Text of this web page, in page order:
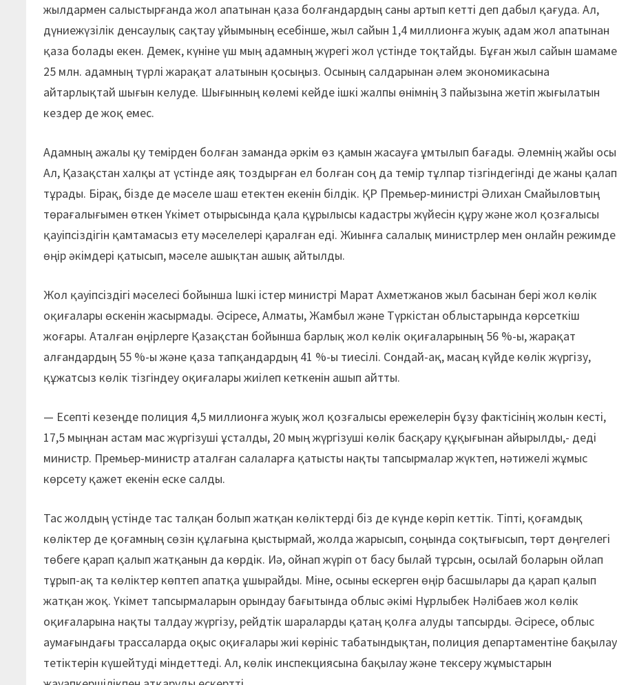
жылдармен салыстырғанда жол апатынан қаза болғандардың саны артып кетті деп дабыл қағуда. Ал,
дүниежүзілік денсаулық сақтау ұйымының есебінше, жыл сайын 1,4 миллионға жуық адам жол апатынан
қаза болады екен. Демек, күніне үш мың адамның жүрегі жол үстінде тоқтайды. Бұған жыл сайын
25 млн. адамның түрлі жарақат алатынын қосыңыз. Осының салдарынан әлем экономикасына
айтарлықтай шығын келуде. Шығынның көлемі кейде ішкі жалпы өнімнің 3 пайызына жетіп жығылатын
кездер де жоқ емес.
Адамның ажалы қу темірден болған заманда әркім өз қамын жасауға ұмтылып бағады. Әлемнің жайы
Ал, Қазақстан халқы ат үстінде аяқ тоздырған ел болған соң да темір тұлпар тізгіндегінді де жаны қалап
тұрады. Бірақ, бізде де мәселе шаш етектен екенін білдік. ҚР Премьер-министрі Әлихан Смайыловтың
төрағалығымен өткен Үкімет отырысында қала құрылысы кадастры жүйесін құру және жол қозғалысы
қауіпсіздігін қамтамасыз ету мәселелері қаралған еді. Жиынға салалық министрлер мен онлайн режимде
өңір әкімдері қатысып, мәселе ашықтан ашық айтылды.
Жол қауіпсіздігі мәселесі бойынша Ішкі істер министрі Марат Ахметжанов жыл басынан бері жол көлік
оқиғалары өскенін жасырмады. Әсіресе, Алматы, Жамбыл және Түркістан облыстарында көрсеткіш
жоғары. Аталған өңірлерге Қазақстан бойынша барлық жол көлік оқиғаларының 56 %-ы, жарақат
алғандардың 55 %-ы және қаза тапқандардың 41 %-ы тиесілі. Сондай-ақ, масаң күйде көлік жүргізу,
құжатсыз көлік тізгіндеу оқиғалары жиілеп кеткенін ашып айтты.
— Есепті кезеңде полиция 4,5 миллионға жуық жол қозғалысы ережелерін бұзу фактісінің жолын кесті,
17,5 мыңнан астам мас жүргізуші ұсталды, 20 мың жүргізуші көлік басқару құқығынан айырылды,- деді
министр. Премьер-министр аталған салаларға қатысты нақты тапсырмалар жүктеп, нәтижелі жұмыс
көрсету қажет екенін еске салды.
Тас жолдың үстінде тас талқан болып жатқан көліктерді біз де күнде көріп кеттік. Тіпті, қоғамдық
көліктер де қоғамның сөзін құлағына қыстырмай, жолда жарысып, соңында соқтығысып, төрт дөңгелегі
төбеге қарап қалып жатқанын да көрдік. Иә, ойнап жүріп от басу былай тұрсын, осылай боларын ойлап
тұрып-ақ та көліктер көптеп апатқа ұшырайды. Міне, осыны ескерген өңір басшылары да қарап қалып
жатқан жоқ. Үкімет тапсырмаларын орындау бағытында облыс әкімі Нұрлыбек Нәлібаев жол көлік
оқиғаларына нақты талдау жүргізу, рейдтік шараларды қатаң қолға алуды тапсырды. Әсіресе, облыс
аумағындағы трассаларда оқыс оқиғалары жиі көрініс табатындықтан, полиция департаментіне бақылау
тетіктерін күшейтуді міндеттеді. Ал, көлік инспекциясына бақылау және тексеру жұмыстарын